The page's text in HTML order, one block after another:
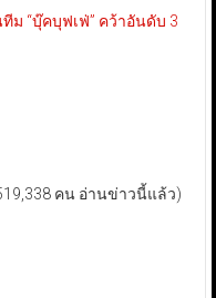
ม “บุ๊คบุฟเฟ่” คว้าอันดับ 3
คน อ่านข่าวนี้แล้ว)